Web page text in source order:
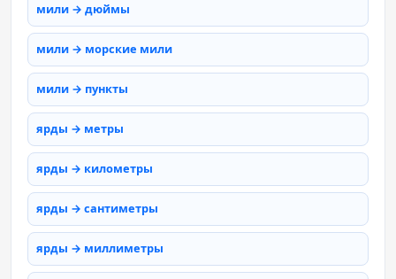
мили → дюймы
мили → морские мили
мили → пункты
ярды → метры
ярды → километры
ярды → сантиметры
ярды → миллиметры